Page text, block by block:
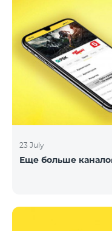
23 July
Еще больше